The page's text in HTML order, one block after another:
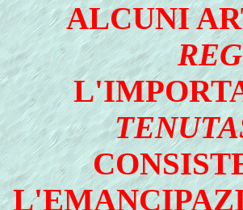
ALCUNI